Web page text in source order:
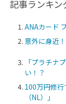
記事ランキン
ANAカード
意外に身近
「プラチナ
い！？
100万円修
（NL）」